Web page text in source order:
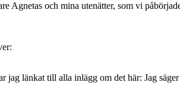
och mina utenätter, som vi
jag länkat till alla inlägg om det här: Jag